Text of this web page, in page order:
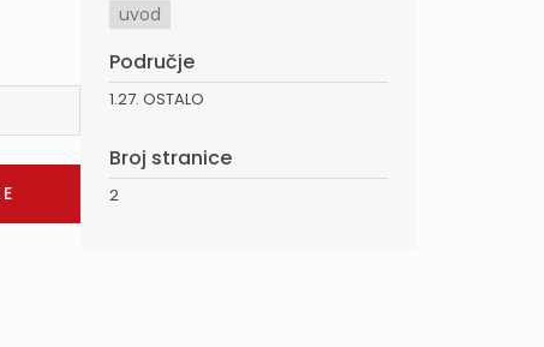
uvod
Područje
1.27. OSTALO
Broj stranice
2